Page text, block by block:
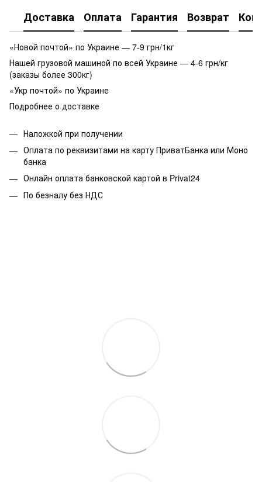
Доставка Оплата Гарантия Возврат
«Новой почтой» по Украине — 7-9 грн/1кг
Нашей грузовой машиной по всей Украине — 4-6 грн/кг
(заказы более 300кг)
«Укр почтой» по Украине
Подробнее о доставке
Наложкой при получении
Оплата по реквизитами на карту ПриватБанка или Моно
банка
Онлайн оплата банковской картой в Privat24
По безналу без НДС